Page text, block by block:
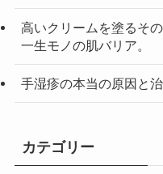
高いクリームを塗るそ
一生モノの肌バリア。
手湿疹の本当の原因と
カテゴリー